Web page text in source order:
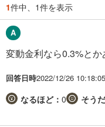
1件中、1件を表示
変動金利なら0.3%とか
回答日時2022/12/26 10:18:05
なるほど： 0 そう